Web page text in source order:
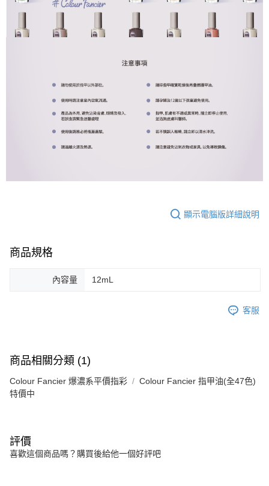
顯示電腦版詳細說明
商品規格
內容量 12mL
客服
商品相關分類 (1)
Colour Fancier 爆濃系平價指彩
Colour Fancier 指甲油(全47色)
特價中
評價
喜歡這個商品嗎？購買後給他一個好評吧